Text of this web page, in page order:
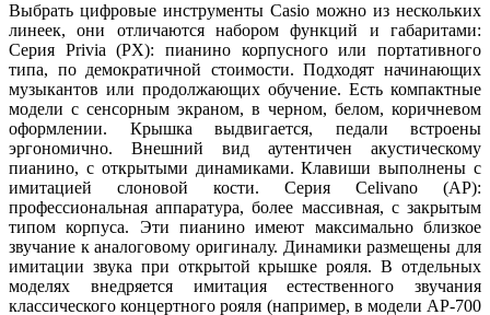
Выбрать цифровые инструменты Casio можно из нескольких
линеек, они отличаются набором функций и габаритами:
Серия Privia (PX): пианино корпусного или портативного
типа, по демократичной стоимости. Подходят начинающих
музыкантов или продолжающих обучение. Есть компактные
модели с сенсорным экраном, в черном, белом, коричневом
оформлении. Крышка выдвигается, педали встроены
эргономично. Внешний вид аутентичен акустическому
пианино, с открытыми динамиками. Клавиши выполнены с
имитацией слоновой кости. Серия Celivano (AP):
профессиональная аппаратура, более массивная, с закрытым
типом корпуса. Эти пианино имеют максимально близкое
звучание к аналоговому оригиналу. Динамики размещены для
имитации звука при открытой крышке рояля. В отдельных
моделях внедряется имитация естественного звучания
классического концертного рояля (например, в модели АР-700